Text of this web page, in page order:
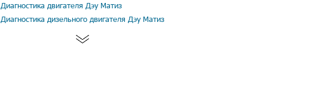
Диагностика двигателя Дэу Матиз
Диагностика дизельного двигателя Дэу Матиз